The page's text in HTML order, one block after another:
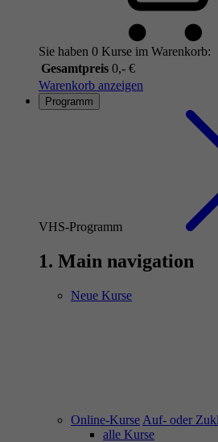
Sie haben 0 Kurse im Warenkorb:
Gesamtpreis 0,- €
Warenkorb anzeigen
Programm
VHS-Programm
1. Main navigation
Neue Kurse
Online-Kurse Auf- oder
alle Kurse